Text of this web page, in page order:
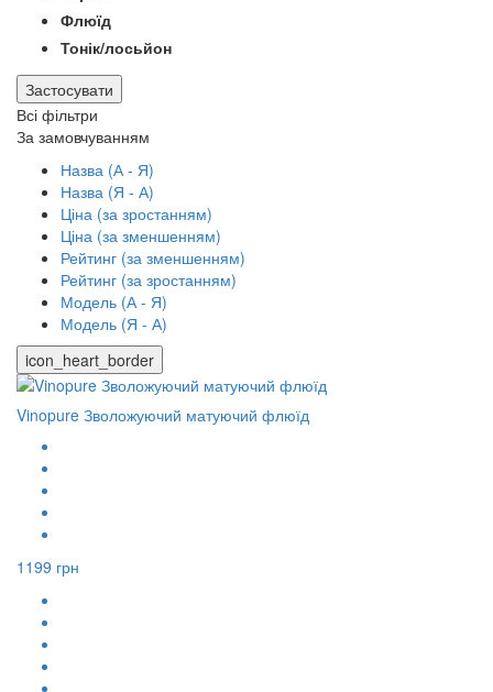
Флюїд
Тонік/лосьйон
Застосувати
Всі фільтри
За замовчуванням
Назва (А - Я)
Назва (Я - А)
Ціна (за зростанням)
Ціна (за зменшенням)
Рейтинг (за зменшенням)
Рейтинг (за зростанням)
Модель (А - Я)
Модель (Я - А)
icon_heart_border
Vinopure Зволожуючий матуючий флюїд
1199 грн